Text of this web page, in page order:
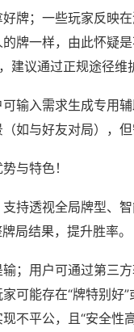
牌；一些玩家反映
牌一样，由此怀疑
建议通过正规途径维
输入需求生成专用
如与好友对局），
与特色！
持透视全局牌型、
局结果，提升胜率。
；用户可通过第三方
可能存在“牌特别好
不平公，且“安全性高